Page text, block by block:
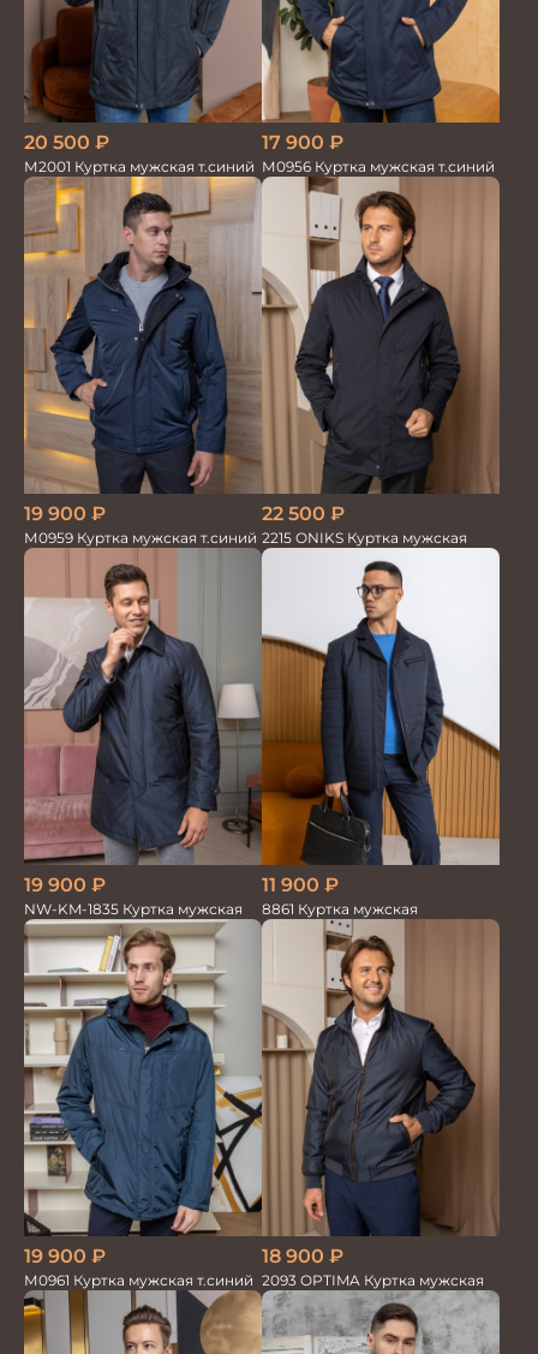
20 500 ₽
М2001 Куртка мужская т.синий
17 900 ₽
М0956 Куртка мужская т.синий
19 900 ₽
М0959 Куртка мужская т.синий
22 500 ₽
2215 ONIKS Куртка мужская
19 900 ₽
NW-KM-1835 Куртка мужская
11 900 ₽
8861 Куртка мужская
19 900 ₽
М0961 Куртка мужская т.синий
18 900 ₽
2093 OPTIMA Куртка мужская